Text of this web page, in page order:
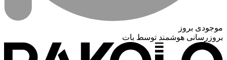
موجودی بروز
بروزرسانی هوشمند توسط بات